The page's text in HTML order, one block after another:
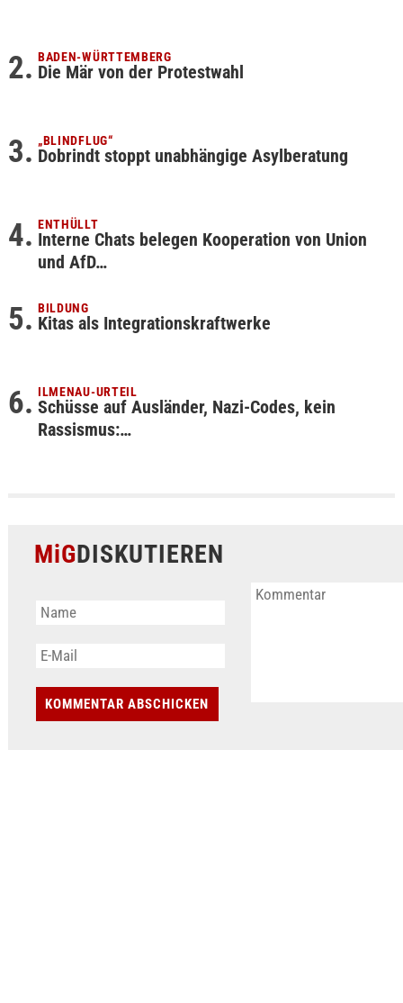
BADEN-WÜRTTEMBERG
Die Mär von der Protestwahl
„BLINDFLUG“
Dobrindt stoppt unabhängige Asylberatung
ENTHÜLLT
Interne Chats belegen Kooperation von Union
und AfD…
BILDUNG
Kitas als Integrationskraftwerke
ILMENAU-URTEIL
Schüsse auf Ausländer, Nazi-Codes, kein
Rassismus:…
MiGDISKUTIEREN